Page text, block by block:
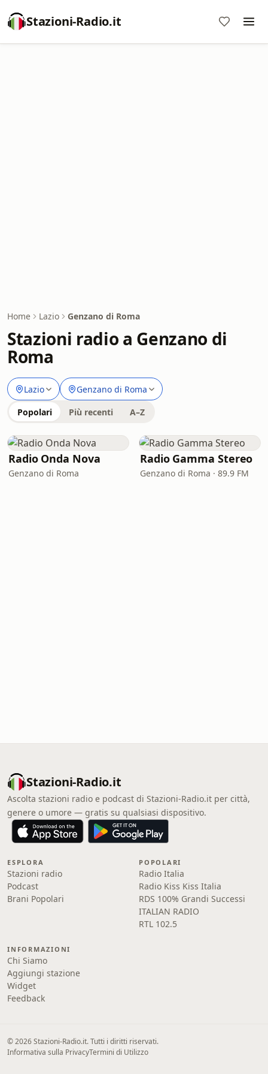
Stazioni-Radio.it
Home Lazio Genzano di Roma
Stazioni radio a Genzano di
Roma
Lazio Genzano di Roma
Popolari Più recenti A–Z
Radio Onda Nova
Genzano di Roma
Radio Gamma Stereo
Genzano di Roma · 89.9 FM
Stazioni-Radio.it
Ascolta stazioni radio e podcast di Stazioni-Radio.it per città,
genere o umore — gratis su qualsiasi dispositivo.
ESPLORA
Stazioni radio
Podcast
Brani Popolari
POPOLARI
Radio Italia
Radio Kiss Kiss Italia
RDS 100% Grandi Successi
ITALIAN RADIO
RTL 102.5
INFORMAZIONI
Chi Siamo
Aggiungi stazione
Widget
Feedback
© 2026 Stazioni-Radio.it. Tutti i diritti riservati.
Informativa sulla PrivacyTermini di Utilizzo